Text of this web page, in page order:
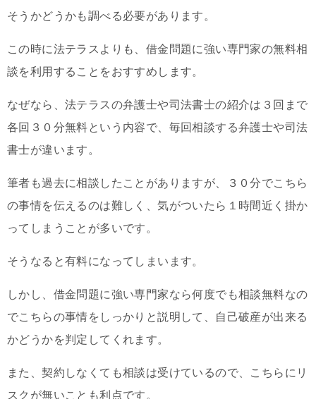
そうかどうかも調べる必要があります。
この時に法テラスよりも、借金問題に強い専門家の無料相
談を利用することをおすすめします。
なぜなら、法テラスの弁護士や司法書士の紹介は３回まで
各回３０分無料という内容で、毎回相談する弁護士や司法
書士が違います。
筆者も過去に相談したことがありますが、３０分でこちら
の事情を伝えるのは難しく、気がついたら１時間近く掛か
ってしまうことが多いです。
そうなると有料になってしまいます。
しかし、借金問題に強い専門家なら何度でも相談無料なの
でこちらの事情をしっかりと説明して、自己破産が出来る
かどうかを判定してくれます。
また、契約しなくても相談は受けているので、こちらにリ
スクが無いことも利点です。